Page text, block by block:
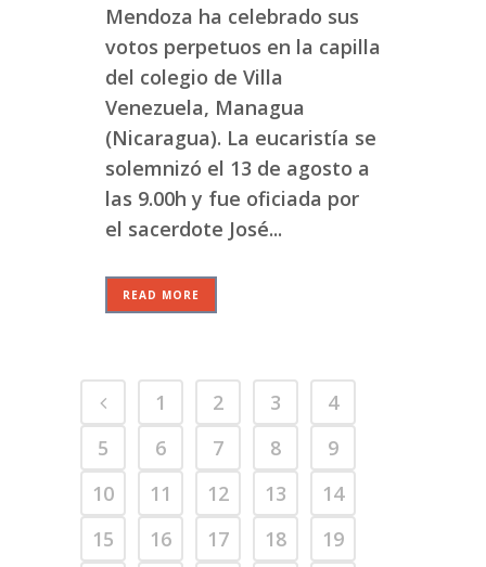
Mendoza ha celebrado sus
votos perpetuos en la capilla
del colegio de Villa
Venezuela, Managua
(Nicaragua). La eucaristía se
solemnizó el 13 de agosto a
las 9.00h y fue oficiada por
el sacerdote José...
READ MORE
1 2 3
4
5
6 7 8
9
10
11 12 13
14
15
16 17 18
19